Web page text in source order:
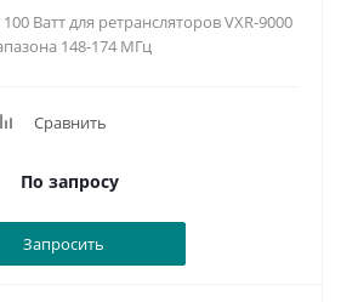
Ватт для ретрансляторов VXR-9000
148-174 МГц
Сравнить
По запросу
Запросить